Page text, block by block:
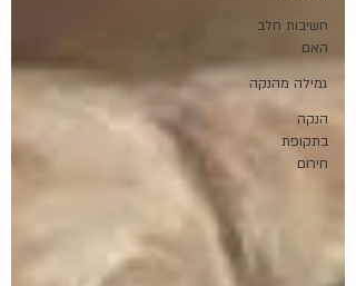
חשיבות חלב
האם
גמילה מהנקה
הנקה
בתקופת
חירום